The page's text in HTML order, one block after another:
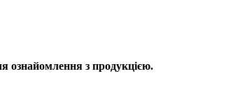
ознайомлення з продукцією.